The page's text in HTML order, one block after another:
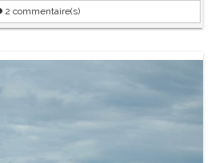
2 commentaire(s)